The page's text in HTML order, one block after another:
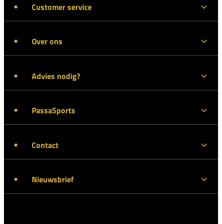
Customer service
Over ons
Advies nodig?
PassaSports
Contact
Nieuwsbrief